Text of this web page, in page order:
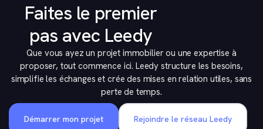
Faites le premier
pas avec Leedy
Que vous ayez un projet immobilier ou une expertise à
proposer, tout commence ici. Leedy structure les besoins,
simplifie les échanges et crée des mises en relation utiles, sans
perte de temps.
Démarrer mon projet Rejoindre le réseau Leedy